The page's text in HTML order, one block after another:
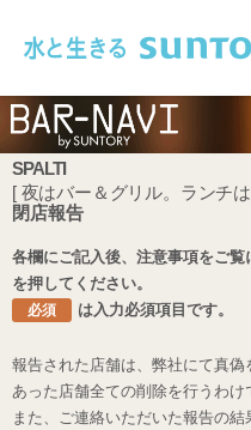
SPALTI
[ 夜はバー＆グリル。ランチ
閉店報告
各欄にご記入後、注意事項をご
を押してください。
必須 は入力必須項目です。
報告された店舗は、弊社にて真
あった店舗全ての削除を行うわけ
また、ご連絡いただいた報告の